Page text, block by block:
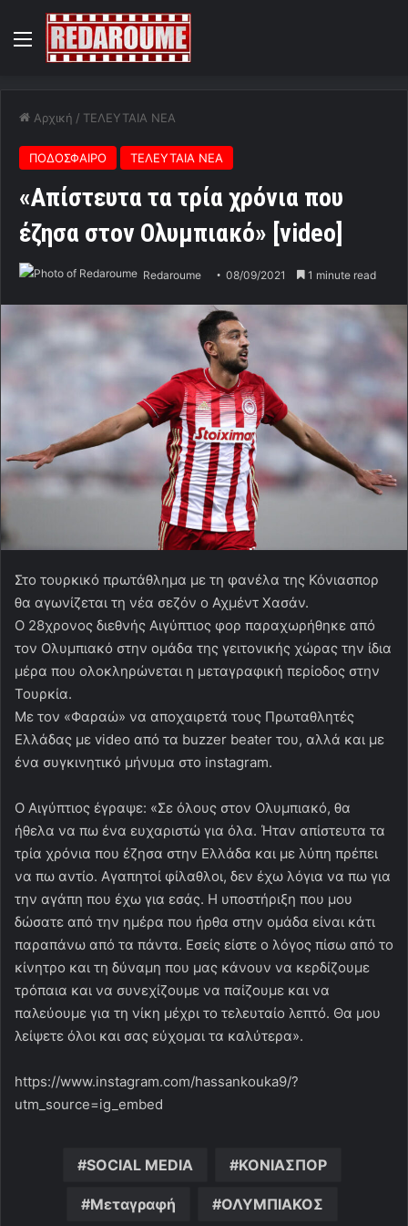
Menu
Αρχική / ΤΕΛΕΥΤΑΙΑ ΝΕΑ
ΠΟΔΟΣΦΑΙΡΟ ΤΕΛΕΥΤΑΙΑ ΝΕΑ
«Απίστευτα τα τρία χρόνια που
έζησα στον Ολυμπιακό» [video]
Redaroume 08/09/2021 1 minute read
Στο τουρκικό πρωτάθλημα με τη φανέλα της Κόνιασπορ
θα αγωνίζεται τη νέα σεζόν ο Αχμέντ Χασάν.
Ο 28χρονος διεθνής Αιγύπτιος φορ παραχωρήθηκε από
τον Ολυμπιακό στην ομάδα της γειτονικής χώρας την ίδια
μέρα που ολοκληρώνεται η μεταγραφική περίοδος στην
Τουρκία.
Με τον «Φαραώ» να αποχαιρετά τους Πρωταθλητές
Ελλάδας με video από τα buzzer beater του, αλλά και με
ένα συγκινητικό μήνυμα στο instagram.
Ο Αιγύπτιος έγραψε: «Σε όλους στον Ολυμπιακό, θα
ήθελα να πω ένα ευχαριστώ για όλα. Ήταν απίστευτα τα
τρία χρόνια που έζησα στην Ελλάδα και με λύπη πρέπει
να πω αντίο. Αγαπητοί φίλαθλοι, δεν έχω λόγια να πω για
την αγάπη που έχω για εσάς. Η υποστήριξη που μου
δώσατε από την ημέρα που ήρθα στην ομάδα είναι κάτι
παραπάνω από τα πάντα. Εσείς είστε ο λόγος πίσω από το
κίνητρο και τη δύναμη που μας κάνουν να κερδίζουμε
τρόπαια και να συνεχίζουμε να παίζουμε και να
παλεύουμε για τη νίκη μέχρι το τελευταίο λεπτό. Θα μου
λείψετε όλοι και σας εύχομαι τα καλύτερα».
https://www.instagram.com/hassankouka9/?
utm_source=ig_embed
SOCIAL MEDIA ΚΟΝΙΑΣΠΟΡ
Μεταγραφή ΟΛΥΜΠΙΑΚΟΣ